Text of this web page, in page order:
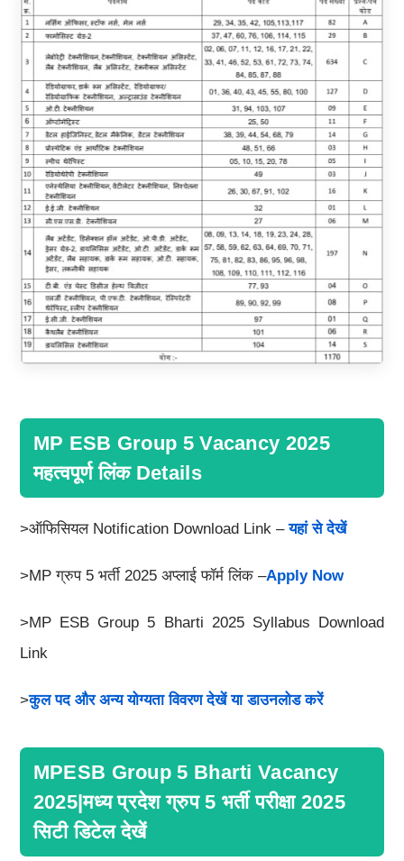
MP ESB Group 5 Vacancy 2025
महत्वपूर्ण लिंक Details
>ऑफिसियल Notification Download Link –यहां से देखें
>MP ग्रुप 5 भर्ती 2025 अप्लाई फॉर्म लिंक –Apply Now
>MP ESB Group 5 Bharti 2025 Syllabus Download
Link
>कुल पद और अन्य योग्यता विवरण देखें या डाउनलोड करें
MPESB Group 5 Bharti Vacancy
2025|मध्य प्रदेश ग्रुप 5 भर्ती परीक्षा 2025
सिटी डिटेल देखें